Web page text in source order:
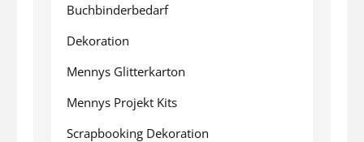
Buchbinderbedarf
Dekoration
Mennys Glitterkarton
Mennys Projekt Kits
Scrapbooking Dekoration